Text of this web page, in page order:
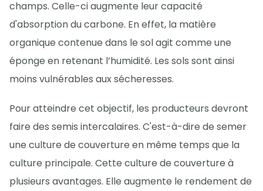
champs. Celle-ci augmente leur capacité
d'absorption du carbone. En effet, la matière
organique contenue dans le sol agit comme une
éponge en retenant l’humidité. Les sols sont ainsi
moins vulnérables aux sécheresses.
Pour atteindre cet objectif, les producteurs devront
faire des semis intercalaires. C'est-à-dire de semer
une culture de couverture en même temps que la
culture principale. Cette culture de couverture à
plusieurs avantages. Elle augmente le rendement de